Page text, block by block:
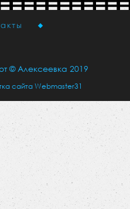
© Алексеевка 2019
сайта Webmaster31